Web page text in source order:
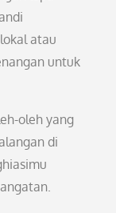
atau
untuk
oleh yang
di